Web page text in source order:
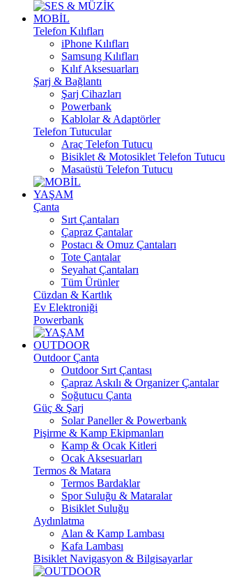
MOBİL
Telefon Kılıfları
iPhone Kılıfları
Samsung Kılıfları
Kılıf Aksesuarları
Şarj & Bağlantı
Şarj Cihazları
Powerbank
Kablolar & Adaptörler
Telefon Tutucular
Araç Telefon Tutucu
Bisiklet & Motosiklet Telefon Tutucu
Masaüstü Telefon Tutucu
YAŞAM
Çanta
Sırt Çantaları
Çapraz Çantalar
Postacı & Omuz Çantaları
Tote Çantalar
Seyahat Çantaları
Tüm Ürünler
Cüzdan & Kartlık
Ev Elektroniği
Powerbank
OUTDOOR
Outdoor Çanta
Outdoor Sırt Çantası
Çapraz Askılı & Organizer Çantalar
Soğutucu Çanta
Güç & Şarj
Solar Paneller & Powerbank
Pişirme & Kamp Ekipmanları
Kamp & Ocak Kitleri
Ocak Aksesuarları
Termos & Matara
Termos Bardaklar
Spor Suluğu & Mataralar
Bisiklet Suluğu
Aydınlatma
Alan & Kamp Lambası
Kafa Lambası
Bisiklet Navigasyon & Bilgisayarlar